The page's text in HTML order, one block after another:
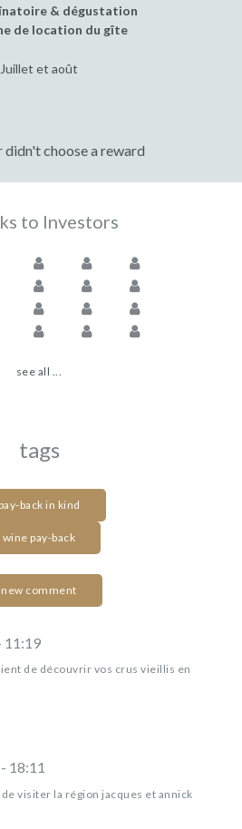
& dégustation
de location du gîte
Juillet et août
didn't choose a reward
to Investors
see all ...
tags
pay-back in kind
wine pay-back
new comment
11:19
de découvrir vos crus vieillis en
18:11
visiter la région jacques et annick